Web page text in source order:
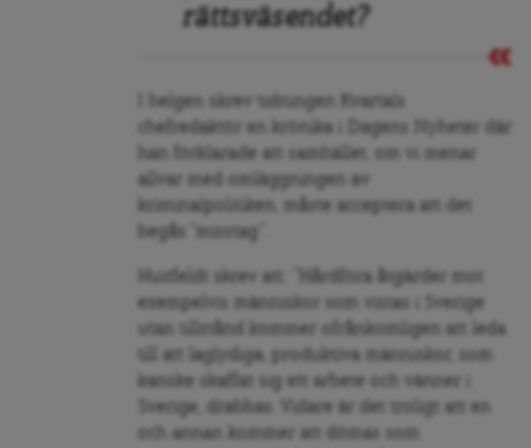
rättsväsendet?
I helgen skrev tidningen Kvartals
chefredaktör en krönika i Dagens Nyheter där
han förklarade att samhället, om vi menar
allvar med omläggningen av
kriminalpolitiken, måste acceptera att det
begås ”misstag”.
Huitfeldt skrev att: ”Hårdföra åtgärder mot
exempelvis människor som vistas i Sverige
utan tillstånd kommer ofrånkomligen att leda
till att laglydiga, produktiva människor, som
kanske skaffat sig ett arbete och vänner i
Sverige, drabbas. Vidare är det troligt att en
och annan kommer att dömas som